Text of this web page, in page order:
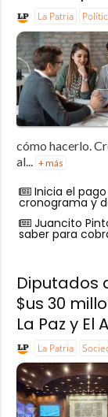
La Patria
cómo hacerlo.
al...
+ más
Inicia el
cronograma y
Juancito
saber para
Diputados
$us 30
La Paz y El
La Patria